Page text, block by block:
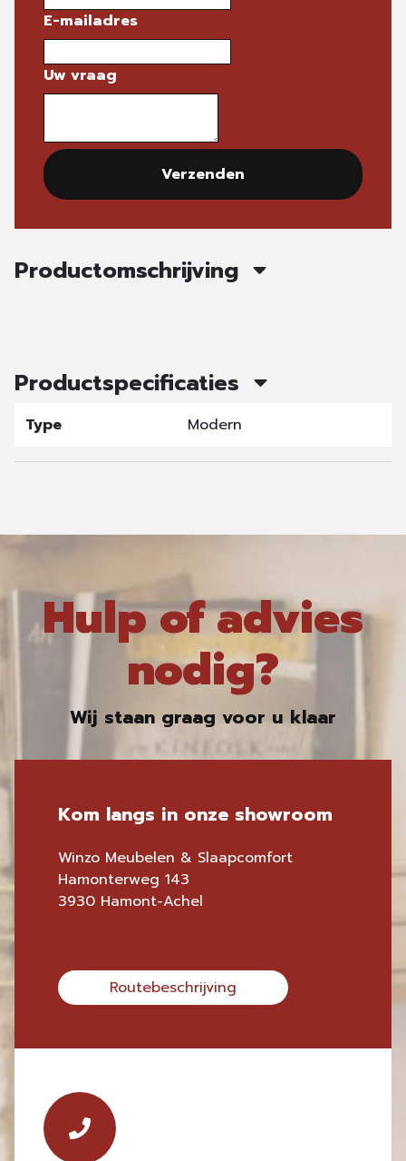
E-mailadres
Uw vraag
Verzenden
Productomschrijving
Productspecificaties
Type Modern
Hulp of advies
nodig?
Wij staan graag voor u klaar
Kom langs in onze showroom
Winzo Meubelen & Slaapcomfort
Hamonterweg 143
3930 Hamont-Achel
Routebeschrijving